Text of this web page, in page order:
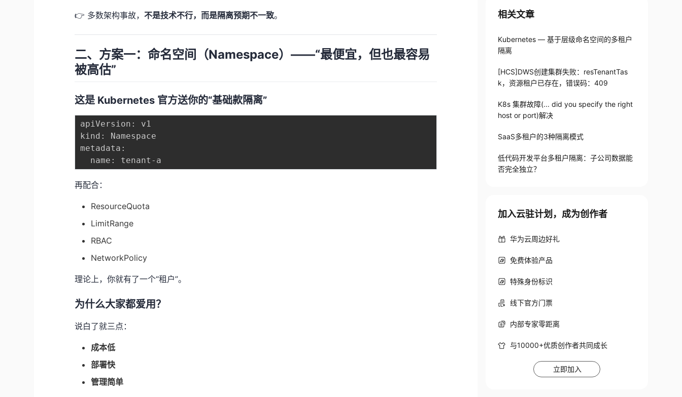
👉 多数架构事故，不是技术不行，而是隔离预期不一致。
二、方案一：命名空间（Namespace）——“最便宜，但也最容易
被高估”
这是 Kubernetes 官方送你的“基础款隔离”
apiVersion: v1
kind: Namespace
metadata:
再配合：
ResourceQuota
LimitRange
RBAC
NetworkPolicy
理论上，你就有了一个“租户”。
为什么大家都爱用？
说白了就三点：
成本低
部署快
管理简单
相关文章
Kubernetes — 基于层级命名空间的多租户
隔离
[HCS]DWS创建集群失败：resTenantTas
k，资源租户已存在，错误码：409
K8s 集群故障(... did you specify the right
host or port)解决
SaaS多租户的3种隔离模式
低代码开发平台多租户隔离：子公司数据能
否完全独立？
加入云驻计划，成为创作者
华为云周边好礼
免费体验产品
特殊身份标识
线下官方门票
内部专家零距离
与10000+优质创作者共同成长
立即加入